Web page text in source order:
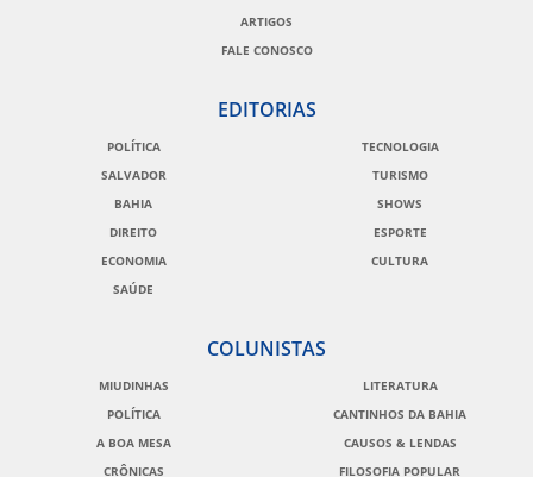
ARTIGOS
FALE CONOSCO
EDITORIAS
POLÍTICA
SALVADOR
BAHIA
DIREITO
ECONOMIA
SAÚDE
TECNOLOGIA
TURISMO
SHOWS
ESPORTE
CULTURA
COLUNISTAS
MIUDINHAS
POLÍTICA
A BOA MESA
CRÔNICAS
LITERATURA
CANTINHOS DA BAHIA
CAUSOS & LENDAS
FILOSOFIA POPULAR